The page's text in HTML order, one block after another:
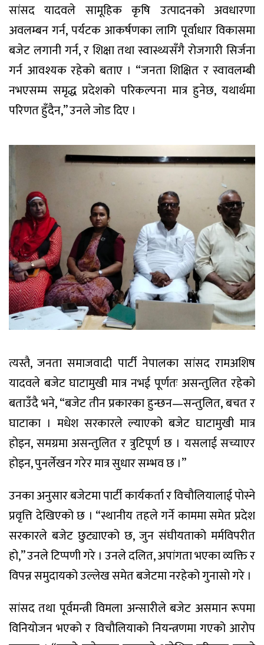
सांसद यादवले सामूहिक कृषि उत्पादनको अवधारणा
अवलम्बन गर्न, पर्यटक आकर्षणका लागि पूर्वाधार विकासमा
बजेट लगानी गर्न, र शिक्षा तथा स्वास्थ्यसँगै रोजगारी सिर्जना
गर्न आवश्यक रहेको बताए । “जनता शिक्षित र स्वावलम्बी
नभएसम्म समृद्ध प्रदेशको परिकल्पना मात्र हुनेछ, यथार्थमा
परिणत हुँदैन,” उनले जोड दिए ।
त्यस्तै, जनता समाजवादी पार्टी नेपालका सांसद रामअशिष
यादवले बजेट घाटामुखी मात्र नभई पूर्णतः असन्तुलित रहेको
बताउँदै भने, “बजेट तीन प्रकारका हुन्छन—सन्तुलित, बचत र
घाटाका । मधेश सरकारले ल्याएको बजेट घाटामुखी मात्र
होइन, समग्रमा असन्तुलित र त्रुटिपूर्ण छ । यसलाई सच्याएर
होइन, पुनर्लेखन गरेर मात्र सुधार सम्भव छ ।”
उनका अनुसार बजेटमा पार्टी कार्यकर्ता र विचौलियालाई पोस्ने
प्रवृत्ति देखिएको छ । “स्थानीय तहले गर्ने काममा समेत प्रदेश
सरकारले बजेट छुट्याएको छ, जुन संघीयताको मर्मविपरीत
हो,” उनले टिप्पणी गरे । उनले दलित, अपांगता भएका व्यक्ति र
विपन्न समुदायको उल्लेख समेत बजेटमा नरहेको गुनासो गरे ।
सांसद तथा पूर्वमन्त्री विमला अन्सारीले बजेट असमान रूपमा
विनियोजन भएको र विचौलियाको नियन्त्रणमा गएको आरोप